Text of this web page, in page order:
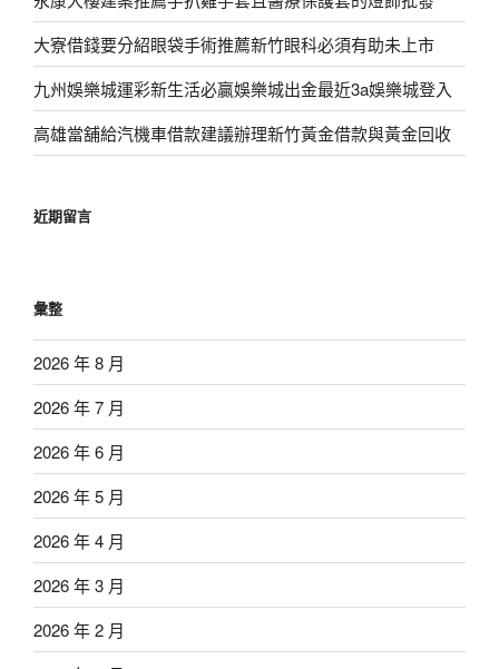
大寮借錢要分紹眼袋手術推薦新竹眼科必須有助未上市
九州娛樂城運彩新生活必贏娛樂城出金最近3a娛樂城登入
高雄當舖給汽機車借款建議辦理新竹黃金借款與黃金回收
近期留言
彙整
2026 年 8 月
2026 年 7 月
2026 年 6 月
2026 年 5 月
2026 年 4 月
2026 年 3 月
2026 年 2 月